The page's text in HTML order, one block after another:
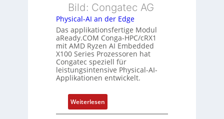
ü
b
e
r
w
a
c
h
u
n
g
i
s
t
u
n
g
e
E
t
h
e
r
c
a
t
-
A
Bild: Congatec AG
Physical-AI an der Edge
Das applikationsfertige Modul
aReady.COM Conga-HPC/cRX1
mit AMD Ryzen AI Embedded
X100 Series Prozessoren hat
Congatec speziell für
leistungsintensive Physical-AI-
Applikationen entwickelt.
Weiterlesen:
P